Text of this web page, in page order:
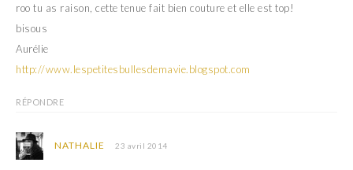
roo tu as raison, cette tenue fait bien couture et elle est top!
bisous
Aurélie
http://www.lespetitesbullesdemavie.blogspot.com
RÉPONDRE
NATHALIE 23 avril 2014